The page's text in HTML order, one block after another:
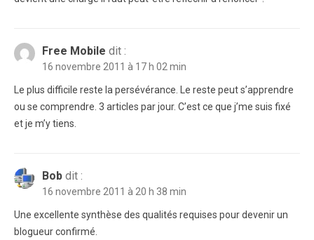
Free Mobile dit :
16 novembre 2011 à 17 h 02 min
Le plus difficile reste la persévérance. Le reste peut s’apprendre
ou se comprendre. 3 articles par jour. C’est ce que j’me suis fixé
et je m’y tiens.
Bob dit :
16 novembre 2011 à 20 h 38 min
Une excellente synthèse des qualités requises pour devenir un
blogueur confirmé.